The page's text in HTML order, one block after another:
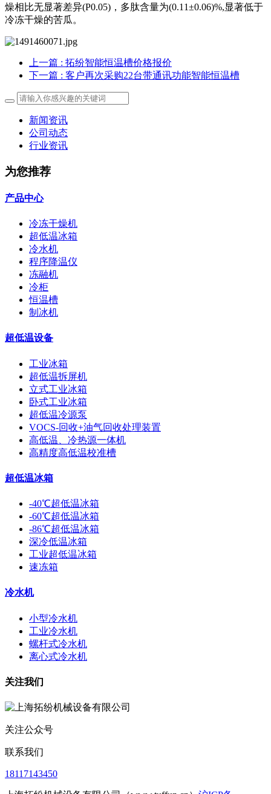
燥相比无显著差异(P0.05)，多肽含量为(0.11±0.06)%,显著低于
冷冻干燥的苦瓜。
上一篇 : 拓纷智能恒温槽价格报价
下一篇 : 客户再次采购22台带通讯功能智能恒温槽
新闻资讯
公司动态
行业资讯
为您推荐
产品中心
冷冻干燥机
超低温冰箱
冷水机
程序降温仪
冻融机
冷柜
恒温槽
制冰机
超低温设备
工业冰箱
超低温拆屏机
立式工业冰箱
卧式工业冰箱
超低温冷源泵
VOCS-回收+油气回收处理装置
高低温、冷热源一体机
高精度高低温校准槽
超低温冰箱
-40℃超低温冰箱
-60℃超低温冰箱
-86℃超低温冰箱
深冷低温冰箱
工业超低温冰箱
速冻箱
冷水机
小型冷水机
工业冷水机
螺杆式冷水机
离心式冷水机
关注我们
关注公众号
联系我们
18117143450